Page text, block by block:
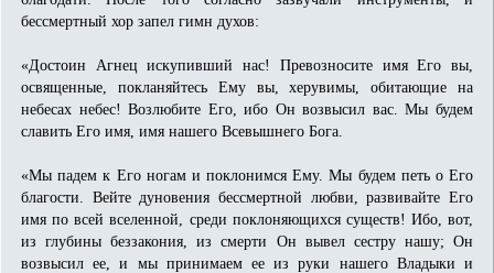
бессмертный хор запел гимн духов:
«Достоин Агнец искупивший нас! Превозносите имя Его вы,
освященные, покланяйтесь Ему вы, херувимы, обитающие на
небесах небес! Возлюбите Его, ибо Он возвысил вас. Мы будем
славить Его имя, имя нашего Всевышнего Бога.
«Мы падем к Его ногам и поклонимся Ему. Мы будем петь о Его
благости. Вейте дуновения бессмертной любви, развивайте Его
имя по всей вселенной, среди поклоняющихся существ! Ибо, вот,
из глубины беззакония, из смерти Он вывел сестру нашу; Он
возвысил ее, и мы принимаем ее из руки нашего Владыки и